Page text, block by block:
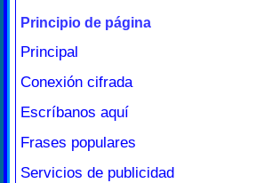
Principio de página
Principal
Conexión cifrada
Escríbanos aquí
Frases populares
Servicios de publicidad